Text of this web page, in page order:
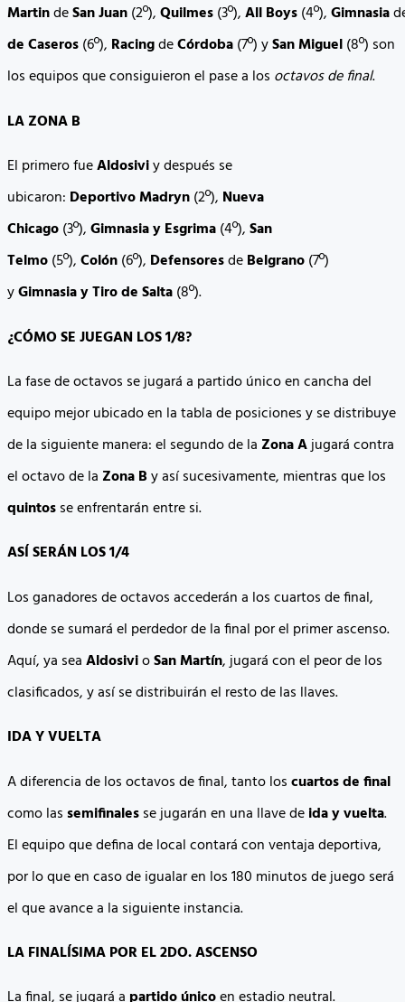
MartindeSanJuan(2º),Quilmes(3º),AllBoys(4º),Gimnasia
de Caseros(6º), RacingdeCórdoba(7º) ySan Miguel(8º) son
los equipos que consiguieron el pase a los octavos de final.
LA ZONA B
El primero fueAldosiviy después se
ubicaron: DeportivoMadryn(2º), Nueva
Chicago(3º),Gimnasiay Esgrima(4º),San
Telmo(5º),Colón(6º), DefensoresdeBelgrano(7º)
yGimnasiay Tiro de Salta(8º).
¿CÓMO SE JUEGAN LOS 1/8?
La fase de octavos se jugará a partido único en cancha del
equipo mejor ubicado en la tabla de posiciones y se distribuye
de la siguiente manera: el segundo de la Zona Ajugará contra
el octavo de la Zona By así sucesivamente, mientras que los
quintosse enfrentarán entre si.
ASÍ SERÁN LOS 1/4
Los ganadores de octavos accederán a los cuartos de final,
donde se sumará el perdedor de la final por el primer ascenso.
Aquí, ya seaAldosivioSan Martín, jugará con el peor de los
clasificados, y así se distribuirán el resto de las llaves.
IDA Y VUELTA
A diferencia de los octavos de final, tanto loscuartos de final
como lassemifinalesse jugarán en una llave deida y vuelta.
El equipo que defina de local contará con ventaja deportiva,
por lo que en caso de igualar en los 180 minutos de juego será
el que avance a la siguiente instancia.
LA FINALÍSIMA POR EL 2DO. ASCENSO